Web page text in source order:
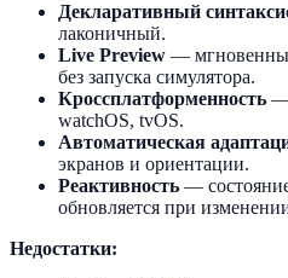
Декларативный
лаконичный.
Live Preview —
без запуска симулятора.
Кроссплатформенность —
watchOS, tvOS.
Автоматическая
экранов и ориентации.
Реактивность —
обновляется при
Недостатки: